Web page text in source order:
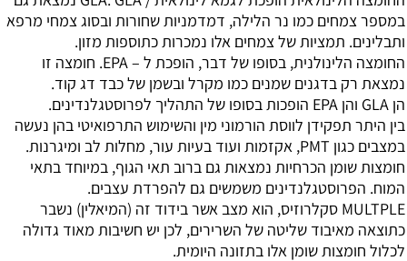
במספר צמחים כמו נר הלילה, דמדמניות שחורות ובסוג צמחי מרפא
ותבלינים. תמציות של צמחים אלו נמכרות כתוספות מזון.
החומצה הלינולנית, בסופו של דבר, הופכת ל – EPA. חומצה זו
נמצאת רק בדגנים שמנים כמו מקרל ובשמן של כבד דג קוד.
הן GLA והן EPA הופכות בסופו של התהליך לפרוסטגלנדינים.
בין היתר תפקידן לווסת הורמוני מין והשימוש התרפואיטי בהן נעשה
במצבים כגון PMT, אקזמות ועוד בעיות עור, מחלות לב ומיגרנות.
חומצות שומן הכרחיות נמצאות גם ברוב תאי הגוף, במיוחד בתאי
המוח. הפרוסטגלנדינים משמשים גם להפרדת עצבים.
MULTPLE סקלרוזיס, הוא מצב אשר בידוד זה (המיאלין) נשבר
כתוצאה מאיבוד שליטה של השרירים, לכן יש חשיבות מאוד גדולה
לכלול חומצות שומן אלו בתזונה היומית.